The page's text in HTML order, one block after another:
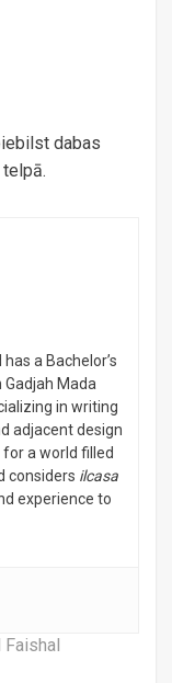
dabas
a Bachelor’s
Mada
in writing
adjacent design
a world filled
considers ilcasa
experience to
Faishal